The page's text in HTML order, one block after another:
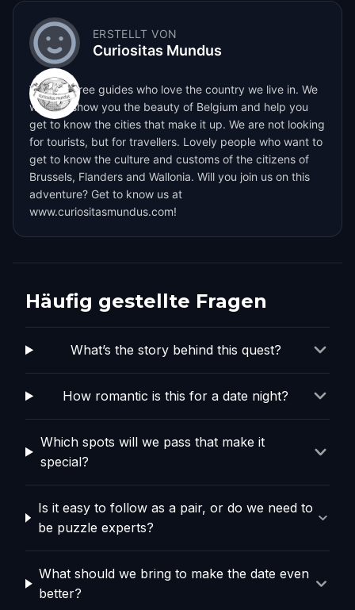
ERSTELLT VON
Curiositas Mundus
We are three guides who love the country we live in. We
want to show you the beauty of Belgium and help you
get to know the cities that make it up. We are not looking
for tourists, but for travellers. Lovely people who want to
get to know the culture and customs of the citizens of
Brussels, Flanders and Wallonia. Will you join us on this
adventure? Get to know us at
www.curiositasmundus.com!
Häufig gestellte Fragen
What’s the story behind this quest?
How romantic is this for a date night?
Which spots will we pass that make it
special?
Is it easy to follow as a pair, or do we need to
be puzzle experts?
What should we bring to make the date even
better?